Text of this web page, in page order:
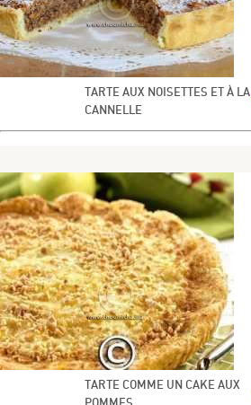
TARTE AUX NOISETTES ET À LA
CANNELLE
TARTE COMME UN CAKE AUX